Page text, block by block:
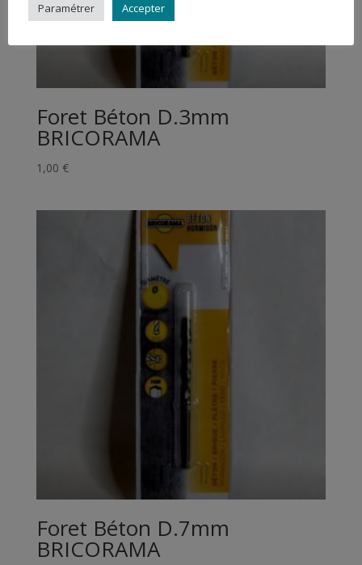
Foret Béton D.3mm
BRICORAMA
1,00 €
Foret Béton D.7mm
BRICORAMA
Paramétrer Accepter